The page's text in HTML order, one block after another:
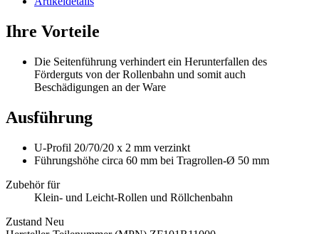
Ihre Vorteile
Die Seitenführung verhindert ein Herunterfallen des
Förderguts von der Rollenbahn und somit auch
Beschädigungen an der Ware
Ausführung
U-Profil 20/70/20 x 2 mm verzinkt
Führungshöhe circa 60 mm bei Tragrollen-Ø 50 mm
Zubehör für
Klein- und Leicht-Rollen und Röllchenbahn
Zustand Neu